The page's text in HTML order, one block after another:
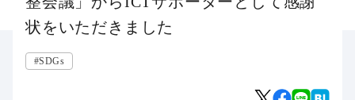
状をいただきました
#SDGs